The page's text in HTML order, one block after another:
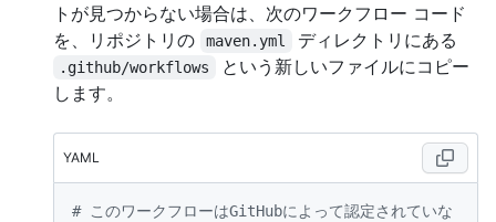
トが見つからない場合は、次のワークフロー コード
を、リポジトリの
maven.yml ディレクトリにある
.github/workflows
という新しいファイルにコピー
します。
YAML
# このワークフローはGitHubによって認定されていな